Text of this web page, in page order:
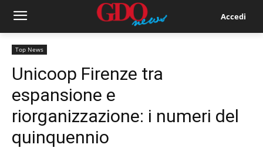
Accedi
Top News
Unicoop Firenze tra
espansione e
riorganizzazione: i numeri del
quinquennio